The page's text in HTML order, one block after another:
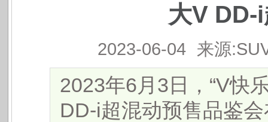
大V DD-
2023-06-04 来源
2023年6月3日，“V快
DD-i超混动预售品鉴